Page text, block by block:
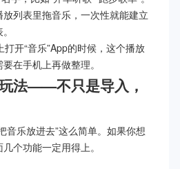
列表里拖音乐，一次性就能建立
开“音乐”App的时候，这个播放
在手机上再做整理。
法——不只是导入，
音乐放进去”这么简单。如果你想
个功能一定用得上。